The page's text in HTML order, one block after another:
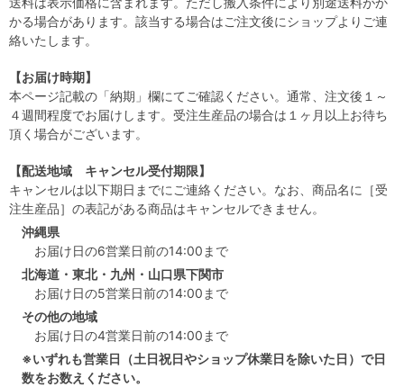
かる場合があります。該当する場合はご注文後にショップよりご連
絡いたします。
【お届け時期】
本ページ記載の「納期」欄にてご確認ください。通常、注文後１～
４週間程度でお届けします。受注生産品の場合は１ヶ月以上お待ち
頂く場合がございます。
【配送地域 キャンセル受付期限】
キャンセルは以下期日までにご連絡ください。なお、商品名に［受
注生産品］の表記がある商品はキャンセルできません。
沖縄県
お届け日の6営業日前の14:00まで
北海道・東北・九州・山口県下関市
お届け日の5営業日前の14:00まで
その他の地域
お届け日の4営業日前の14:00まで
※いずれも営業日（土日祝日やショップ休業日を除いた日）で日
数をお数えください。